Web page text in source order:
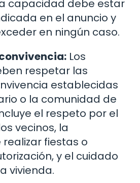
capacidad debe estar
en el anuncio y
en ningún caso.
Los
respetar las
establecidas
o la comunidad de
el respeto por el
vecinos, la
fiestas o
y el cuidado
vivienda.